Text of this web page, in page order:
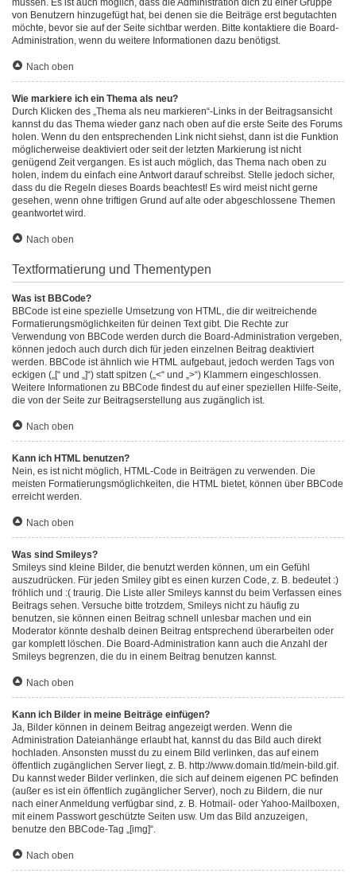
müssen. Es ist auch möglich, dass die Administration dich zu einer Gruppe
von Benutzern hinzugefügt hat, bei denen sie die Beiträge erst begutachten
möchte, bevor sie auf der Seite sichtbar werden. Bitte kontaktiere die Board-
Administration, wenn du weitere Informationen dazu benötigst.
Nach oben
Wie markiere ich ein Thema als neu?
Durch Klicken des „Thema als neu markieren“-Links in der Beitragsansicht
kannst du das Thema wieder ganz nach oben auf die erste Seite des Forums
holen. Wenn du den entsprechenden Link nicht siehst, dann ist die Funktion
möglicherweise deaktiviert oder seit der letzten Markierung ist nicht
genügend Zeit vergangen. Es ist auch möglich, das Thema nach oben zu
holen, indem du einfach eine Antwort darauf schreibst. Stelle jedoch sicher,
dass du die Regeln dieses Boards beachtest! Es wird meist nicht gerne
gesehen, wenn ohne triftigen Grund auf alte oder abgeschlossene Themen
geantwortet wird.
Nach oben
Textformatierung und Thementypen
Was ist BBCode?
BBCode ist eine spezielle Umsetzung von HTML, die dir weitreichende
Formatierungsmöglichkeiten für deinen Text gibt. Die Rechte zur
Verwendung von BBCode werden durch die Board-Administration vergeben,
können jedoch auch durch dich für jeden einzelnen Beitrag deaktiviert
werden. BBCode ist ähnlich wie HTML aufgebaut, jedoch werden Tags von
eckigen („[“ und „]“) statt spitzen („<“ und „>“) Klammern eingeschlossen.
Weitere Informationen zu BBCode findest du auf einer speziellen Hilfe-Seite,
die von der Seite zur Beitragserstellung aus zugänglich ist.
Nach oben
Kann ich HTML benutzen?
Nein, es ist nicht möglich, HTML-Code in Beiträgen zu verwenden. Die
meisten Formatierungsmöglichkeiten, die HTML bietet, können über BBCode
erreicht werden.
Nach oben
Was sind Smileys?
Smileys sind kleine Bilder, die benutzt werden können, um ein Gefühl
auszudrücken. Für jeden Smiley gibt es einen kurzen Code, z. B. bedeutet :)
fröhlich und :( traurig. Die Liste aller Smileys kannst du beim Verfassen eines
Beitrags sehen. Versuche bitte trotzdem, Smileys nicht zu häufig zu
benutzen, sie können einen Beitrag schnell unlesbar machen und ein
Moderator könnte deshalb deinen Beitrag entsprechend überarbeiten oder
gar komplett löschen. Die Board-Administration kann auch die Anzahl der
Smileys begrenzen, die du in einem Beitrag benutzen kannst.
Nach oben
Kann ich Bilder in meine Beiträge einfügen?
Ja, Bilder können in deinem Beitrag angezeigt werden. Wenn die
Administration Dateianhänge erlaubt hat, kannst du das Bild auch direkt
hochladen. Ansonsten musst du zu einem Bild verlinken, das auf einem
öffentlich zugänglichen Server liegt, z. B. http://www.domain.tld/mein-bild.gif.
Du kannst weder Bilder verlinken, die sich auf deinem eigenen PC befinden
(außer es ist ein öffentlich zugänglicher Server), noch zu Bildern, die nur
nach einer Anmeldung verfügbar sind, z. B. Hotmail- oder Yahoo-Mailboxen,
mit einem Passwort geschützte Seiten usw. Um das Bild anzuzeigen,
benutze den BBCode-Tag „[img]“.
Nach oben